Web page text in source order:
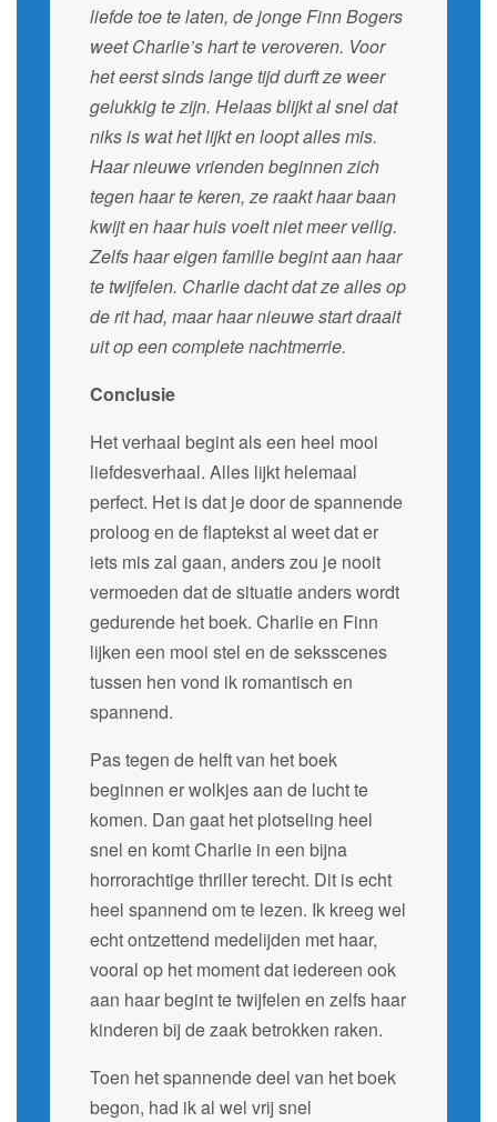
liefde toe te laten, de jonge Finn Bogers
weet Charlie’s hart te veroveren. Voor
het eerst sinds lange tijd durft ze weer
gelukkig te zijn. Helaas blijkt al snel dat
niks is wat het lijkt en loopt alles mis.
Haar nieuwe vrienden beginnen zich
tegen haar te keren, ze raakt haar baan
kwijt en haar huis voelt niet meer veilig.
Zelfs haar eigen familie begint aan haar
te twijfelen. Charlie dacht dat ze alles op
de rit had, maar haar nieuwe start draait
uit op een complete nachtmerrie.
Conclusie
Het verhaal begint als een heel mooi
liefdesverhaal. Alles lijkt helemaal
perfect. Het is dat je door de spannende
proloog en de flaptekst al weet dat er
iets mis zal gaan, anders zou je nooit
vermoeden dat de situatie anders wordt
gedurende het boek. Charlie en Finn
lijken een mooi stel en de seksscenes
tussen hen vond ik romantisch en
spannend.
Pas tegen de helft van het boek
beginnen er wolkjes aan de lucht te
komen. Dan gaat het plotseling heel
snel en komt Charlie in een bijna
horrorachtige thriller terecht. Dit is echt
heel spannend om te lezen. Ik kreeg wel
echt ontzettend medelijden met haar,
vooral op het moment dat iedereen ook
aan haar begint te twijfelen en zelfs haar
kinderen bij de zaak betrokken raken.
Toen het spannende deel van het boek
begon, had ik al wel vrij snel